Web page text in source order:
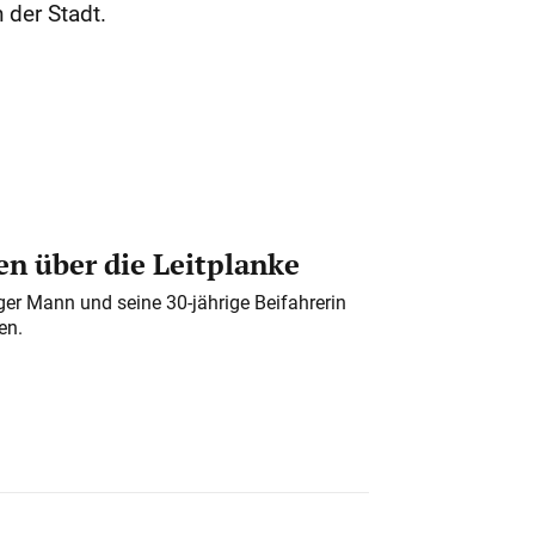
Stadt.
über die Leitplanke
Mann und seine 30-jährige Beifahrerin